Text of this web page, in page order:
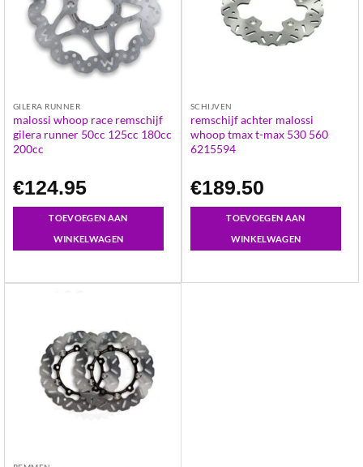
GILERA RUNNER
malossi whoop race remschijf
gilera runner 50cc 125cc 180cc
200cc
€124.95
TOEVOEGEN AAN
WINKELWAGEN
SCHIJVEN
remschijf achter malossi
whoop tmax t-max 530 560
6215594
€189.50
TOEVOEGEN AAN
WINKELWAGEN